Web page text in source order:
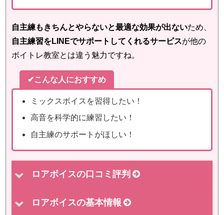
自主練もきちんとやらないと最適な効果が出ないため、
自主練習をLINEでサポートしてくれるサービスが他の
ボイトレ教室とは違う魅力ですね。
✔こんな人におすすめ
ミックスボイスを習得したい！
高音を科学的に練習したい！
自主練のサポートがほしい！
ロアボイスの口コミ評判
ロアボイスの基本情報